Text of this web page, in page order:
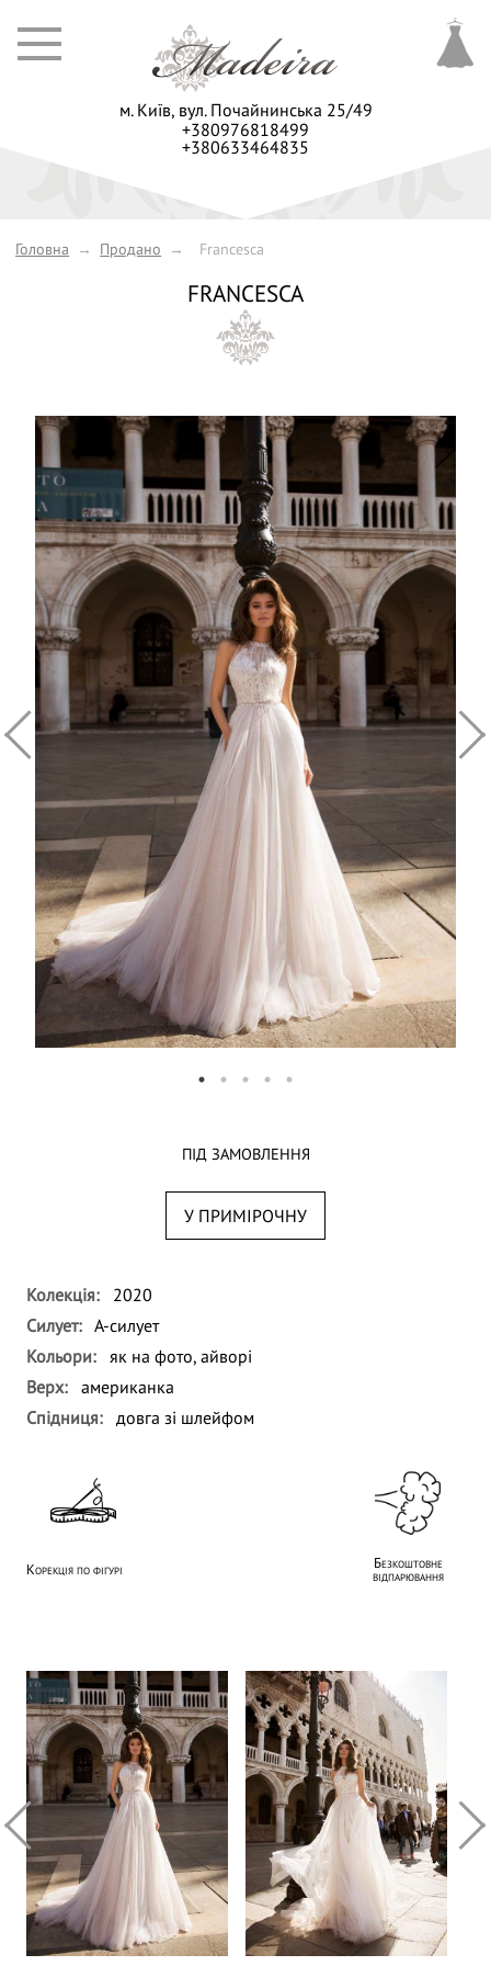
+380976818499
+380633464835
м. Київ, вул. Почайнинська 25/49
Головна → Продано → Francesca
FRANCESCA
ПІД ЗАМОВЛЕННЯ
У ПРИМІРОЧНУ
Колекція:
2020
Силует: А-силует
Кольори: як на фото, айворі
Верх: американка
Спідниця: довга зі шлейфом
Корекція по фігурі Безкоштовне
відпарювання